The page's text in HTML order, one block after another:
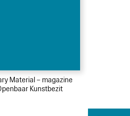
Material – magazine
Kunstbezit